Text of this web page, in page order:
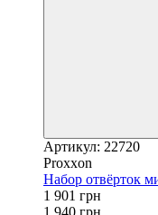
Артикул: 22720
Proxxon
Набор отвёрток
1 901 грн
1 940 грн